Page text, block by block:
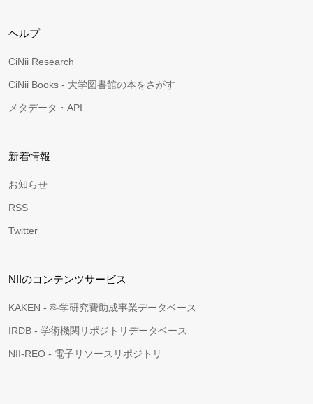
ヘルプ
CiNii Research
CiNii Books - 大学図書館の本をさがす
メタデータ・API
新着情報
お知らせ
RSS
Twitter
NIIのコンテンツサービス
KAKEN - 科学研究費助成事業データベース
IRDB - 学術機関リポジトリデータベース
NII-REO - 電子リソースリポジトリ